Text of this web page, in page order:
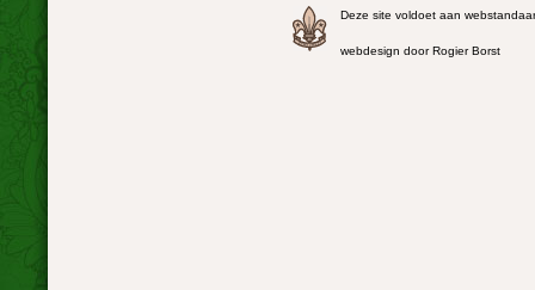
Deze site voldoet aan
webdesign door Rogier Borst